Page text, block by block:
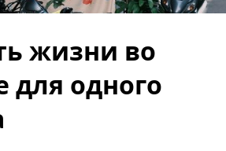
жизни во
для одного